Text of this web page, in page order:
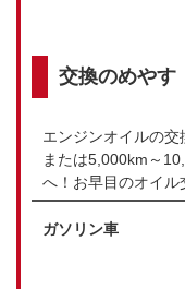
交換のめやす
エンジンオイルの交
または5,000km～
へ！お早目のオイル
ガソリン車